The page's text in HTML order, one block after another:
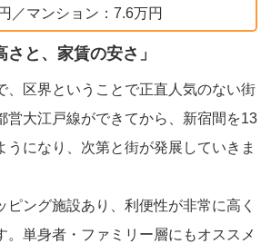
／マンション：7.6万円
と、家賃の安さ」
、区界ということで正直人気のない街
営大江戸線ができてから、新宿間を13
うになり、次第と街が発展していきま
ピング施設あり、利便性が非常に高く
。単身者・ファミリー層にもオススメ